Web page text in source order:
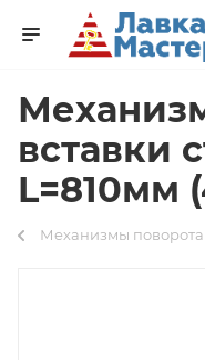
вставки
L=810мм
Механизмы поворота